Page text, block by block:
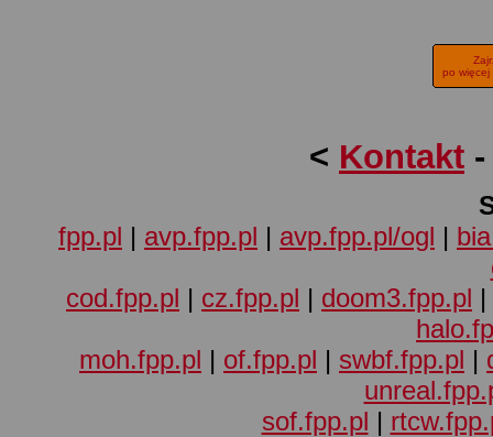
po więcej
< Kontakt
fpp.pl | avp.fpp.pl | avp.fpp.pl/ogl |
cod.fpp.pl | cz.fpp.pl | doom3.fpp.pl |
moh.fpp.pl | of.fpp.pl | swbf.fpp.pl |
sof.fpp.pl |